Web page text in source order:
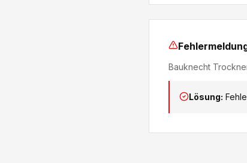
Bauknecht
Lösung: